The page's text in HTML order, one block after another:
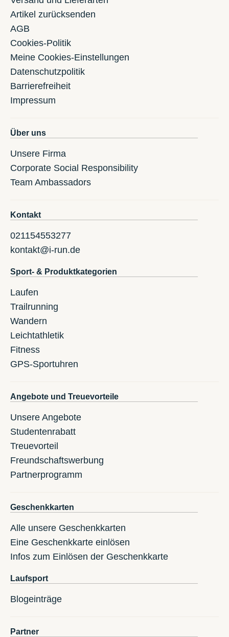
Artikel zurücksenden
AGB
Cookies-Politik
Meine Cookies-Einstellungen
Datenschutzpolitik
Barrierefreiheit
Impressum
Über uns
Unsere Firma
Corporate Social Responsibility
Team Ambassadors
Kontakt
021154553277
kontakt@i-run.de
Sport- & Produktkategorien
Laufen
Trailrunning
Wandern
Leichtathletik
Fitness
GPS-Sportuhren
Angebote und Treuevorteile
Unsere Angebote
Studentenrabatt
Treuevorteil
Freundschaftswerbung
Partnerprogramm
Geschenkkarten
Alle unsere Geschenkkarten
Eine Geschenkkarte einlösen
Infos zum Einlösen der Geschenkkarte
Laufsport
Blogeinträge
Partner